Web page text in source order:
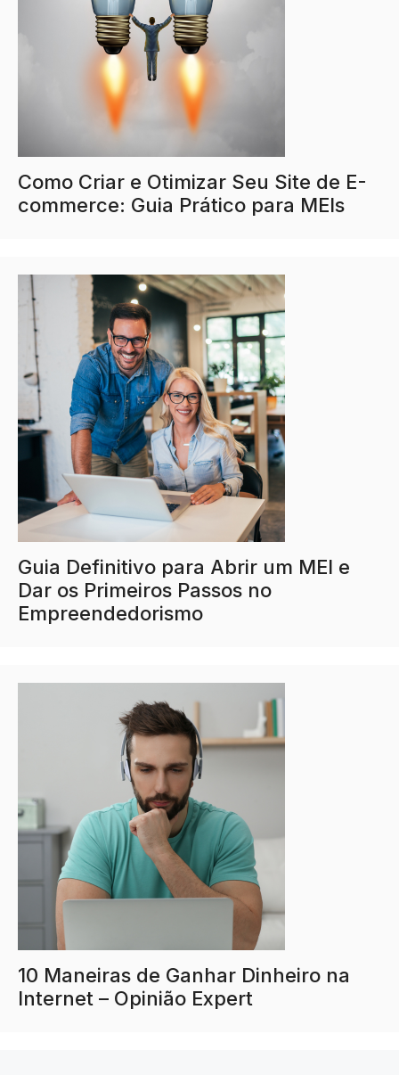
Como Criar e Otimizar Seu Site de E-
commerce: Guia Prático para MEIs
Guia Definitivo para Abrir um MEI e
Dar os Primeiros Passos no
Empreendedorismo
10 Maneiras de Ganhar Dinheiro na
Internet – Opinião Expert